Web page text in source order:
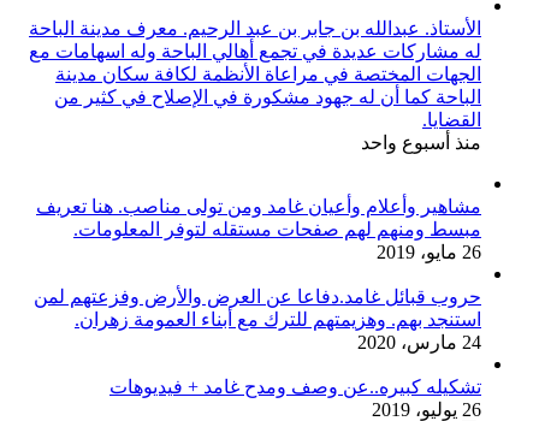
الأستاذ. عبدالله بن جابر بن عبد الرحيم. معرف مدينة الباحة
له مشاركات عديدة في تجمع أهالي الباحة وله اسهامات مع
الجهات المختصة في مراعاة الأنظمة لكافة سكان مدينة
الباحة كما أن له جهود مشكورة في الإصلاح في كثير من
القضايا.
منذ أسبوع واحد
مشاهير وأعلام وأعيان غامد ومن تولى مناصب. هنا تعريف
مبسط ومنهم لهم صفحات مستقله لتوفر المعلومات.
26 مايو، 2019
حروب قبائل غامد.دفاعا عن العرض والأرض وفزعتهم لمن
استنجد بهم. وهزيمتهم للترك مع أبناء العمومة زهران.
24 مارس، 2020
تشكيله كبيره..عن وصف ومدح غامد + فيديوهات
26 يوليو، 2019